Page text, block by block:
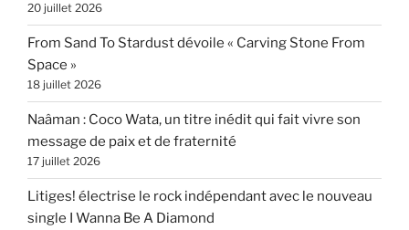
20 juillet 2026
From Sand To Stardust dévoile « Carving Stone From
Space »
18 juillet 2026
Naâman : Coco Wata, un titre inédit qui fait vivre son
message de paix et de fraternité
17 juillet 2026
Litiges! électrise le rock indépendant avec le nouveau
single I Wanna Be A Diamond